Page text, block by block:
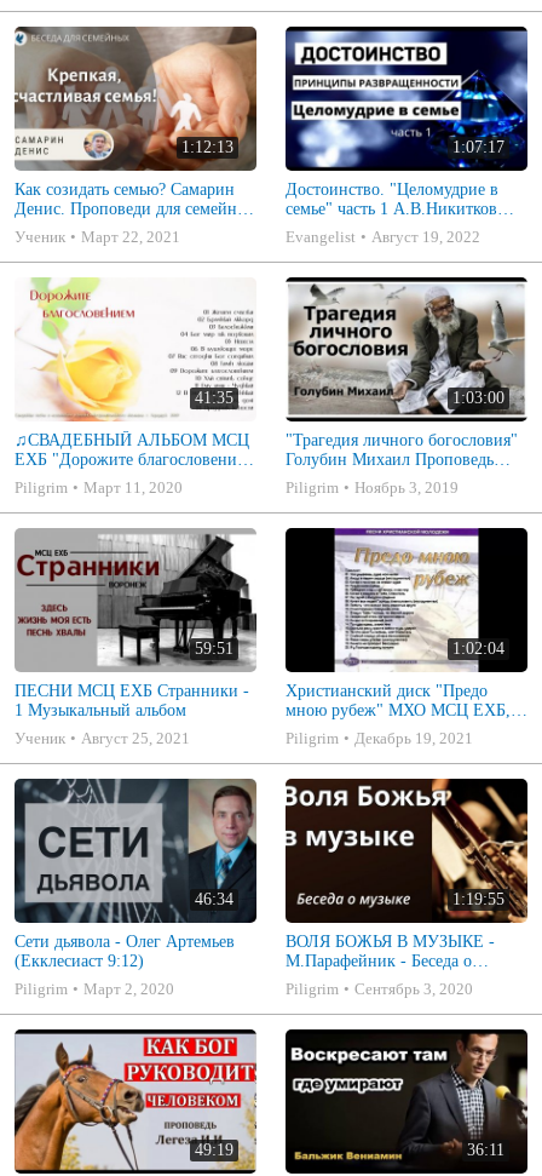
1:12:13
Как созидать семью? Самарин
Денис. Проповеди для семейных
МСЦ ЕХБ
Ученик Март 22, 2021
1:07:17
Достоинство. "Целомудрие в
семье" часть 1 А.В.Никитков
Беседа для семейных МСЦ ЕХБ
Evangelist Август 19, 2022
41:35
♫СВАДЕБНЫЙ АЛЬБОМ МСЦ
ЕХБ "Дорожите благословением
- Христианские песни.
Музыкальный диск. Псалмы
Piligrim Март 11, 2020
1:03:00
"Трагедия личного богословия"
Голубин Михаил Проповедь
2019
Piligrim Ноябрь 3, 2019
59:51
ПЕСНИ МСЦ ЕХБ Странники -
1 Музыкальный альбом
Ученик
Август 25, 2021
1:02:04
Христианский диск "Предо
мною рубеж" МХО МСЦ ЕХБ,
музыкальный альбом, пение,
музыка
Piligrim Декабрь 19, 2021
46:34
Сети дьявола - Олег Артемьев
(Екклесиаст 9:12)
Piligrim
Март 2, 2020
1:19:55
ВОЛЯ БОЖЬЯ В МУЗЫКЕ -
М.Парафейник - Беседа о
музыке 2
Piligrim Сентябрь 3, 2020
49:19 36:11